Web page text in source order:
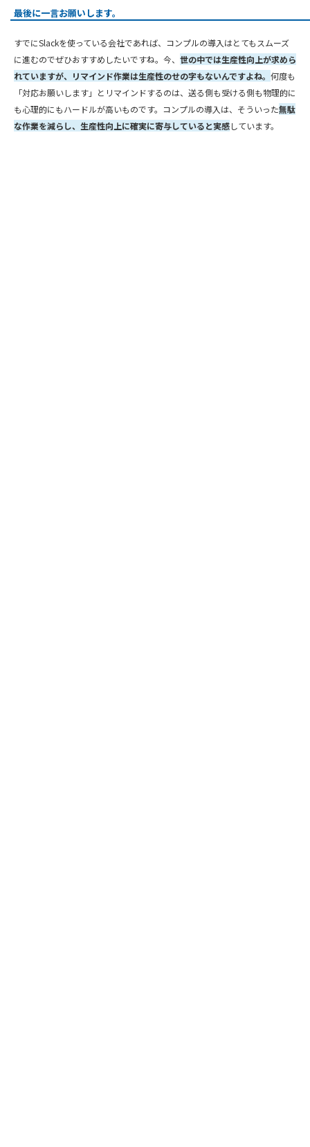
最後に一言お願いします。
すでにSlackを使っている会社であれば、コンプルの導入はとてもスムーズ
に進むのでぜひおすすめしたいですね。今、 世の中では生産性向上が求めら
れていますが、リマインド作業は生産性のせの字もないんですよね。 何度も
「対応お願いします」とリマインドするのは、送る側も受ける側も物理的に
も心理的にもハードルが高いものです。コンプルの導入は、そういった無駄
な作業を減らし、生産性向上に確実に寄与していると実感しています。